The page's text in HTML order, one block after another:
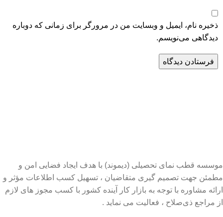
ذخیره نام، ایمیل و وبسایت من در مرورگر برای زمانی که دوباره
دیدگاهی می‌نویسم.
موسسه قطب نمای تحصیلی (دیموند) با هدف ایجاد فضایی امن و
مطمئن جهت تصمیم گیری متقاضیان ، تسهیل کسب اطلاعات مؤثر و
ارائه مشاوره با توجه به بازار کار آینده کشور با کسب مجوز های لازم
از مراجع ذی‌صلاح ، فعالیت می نماید .